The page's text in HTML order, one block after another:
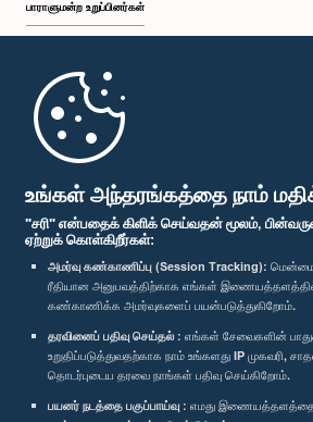
உங்கள் அந்தரங்கத்தை நாம்
"சரி" என்பதைக் கிளிக் செய்வதன் மூலம்,
ஏற்றுக் கொள்கிறீர்கள்:
அமர்வு கண்காணிப்பு (Session Tracking):
ரீதியான அனுபவத்திற்காக எங்கள்
கண்காணிக்க அமர்வுகளைப் பயன்படுத்துகிறோம்.
தரவினைப் பதிவு செய்தல் : எங்கள் சேவைகளின்
உறுதிப்படுத்துவதற்காக நாம் உங்களது IP முகவரி,
தொடர்புடைய தரவை நாங்கள் பதிவு செய்கிறோம்.
பயனர் நடத்தை பகுப்பாய்வு : எமது இணையத்தளத்தை
பாராளுமன்ற உறுப்பினர்கள்
முதற்பக்கம்
பாராளுமன்ற கையடக்க செயலி
எம்மை பின்தொடர்க :
விருதுகள்